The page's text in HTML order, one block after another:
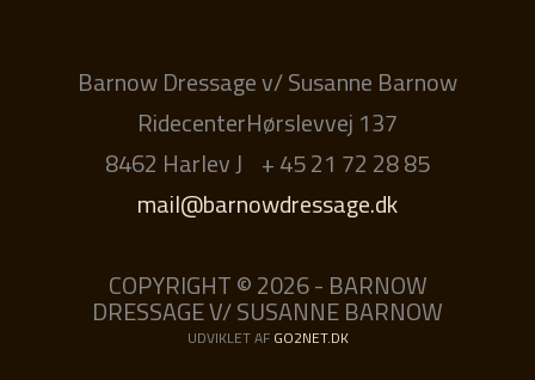
Barnow Dressage v/ Susanne Barnow
RidecenterHørslevvej 137
8462 Harlev J + 45 21 72 28 85
mail@barnowdressage.dk
COPYRIGHT © 2026 - BARNOW
DRESSAGE V/ SUSANNE BARNOW
UDVIKLET AF GO2NET.DK